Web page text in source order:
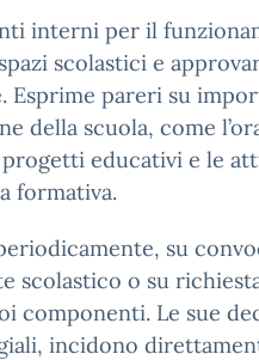
interni per il
scolastici e
Esprime pareri su
della scuola, come
educativi e le
formativa.
su
scolastico o su
componenti. Le sue
incidono